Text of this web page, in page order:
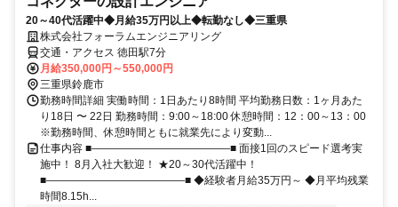
20～40代活躍中◆月給35万円以上◆転勤なし◆三重県
株式会社フォーラムエンジニアリング
交通・アクセス 徳田駅7分
月給350,000円～550,000円
三重県鈴鹿市
勤務時間詳細 実働時間：1日あたり8時間 平均勤務日数：1ヶ月あた
り18日 〜 22日 勤務時間：9:00～18:00 休憩時間：12：00～13：00
※勤務時間、休憩時間ともに就業先により変動...
仕事内容 ■―――――――――――――■ 面接1回のスピード選考実
施中！ 8月入社大歓迎！ ★20～30代活躍中！
■―――――――――――――■ ◆経験者月給35万円～ ◆月平均残業
時間8.15h...